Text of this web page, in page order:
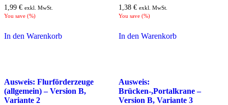
1,99 € exkl. MwSt.
You save (%)
In den Warenkorb
1,38 € exkl. MwSt.
You save (%)
In den Warenkorb
Ausweis: Flurförderzeuge
(allgemein) – Version B,
Variante 2
Ausweis:
Brücken-,Portalkrane –
Version B, Variante 3